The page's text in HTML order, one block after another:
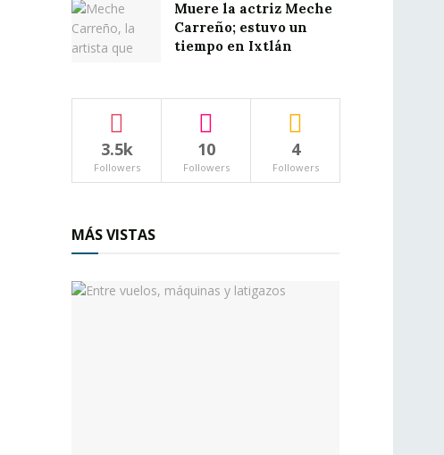
Muere la actriz Meche
Carreño; estuvo un
tiempo en Ixtlán
3.5k
Followers
10
Followers
4
Followers
MÁS VISTAS